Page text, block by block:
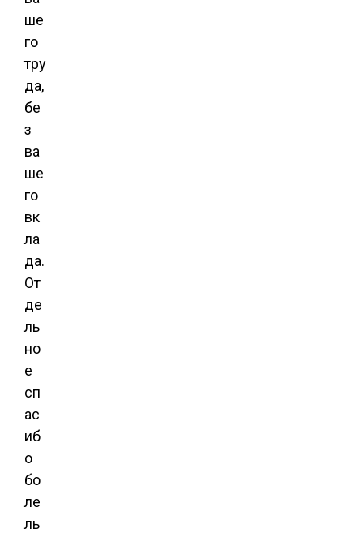
ше
го
тру
да,
бе
з
ва
ше
го
вк
ла
да.
От
де
ль
но
е
сп
ас
иб
о
бо
ле
ль